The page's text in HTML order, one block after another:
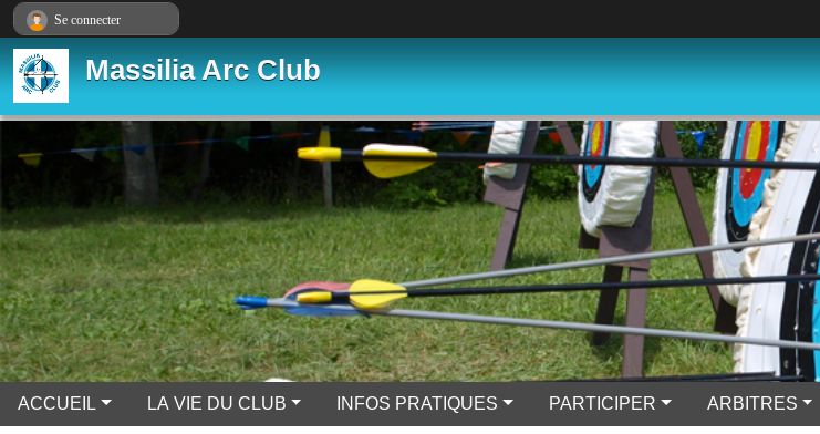
Massilia Arc Club
ACCUEIL LA VIE DU CLUB INFOS PRATIQUES PARTICIPER ARBITRES
Se connecter
Panneau de gestion des cookies